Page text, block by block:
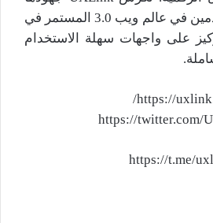
لتعزيز تجربة المستخدمين في عالم ويب 3.0 المستمر في
على واجهات سهلة الاستخدام